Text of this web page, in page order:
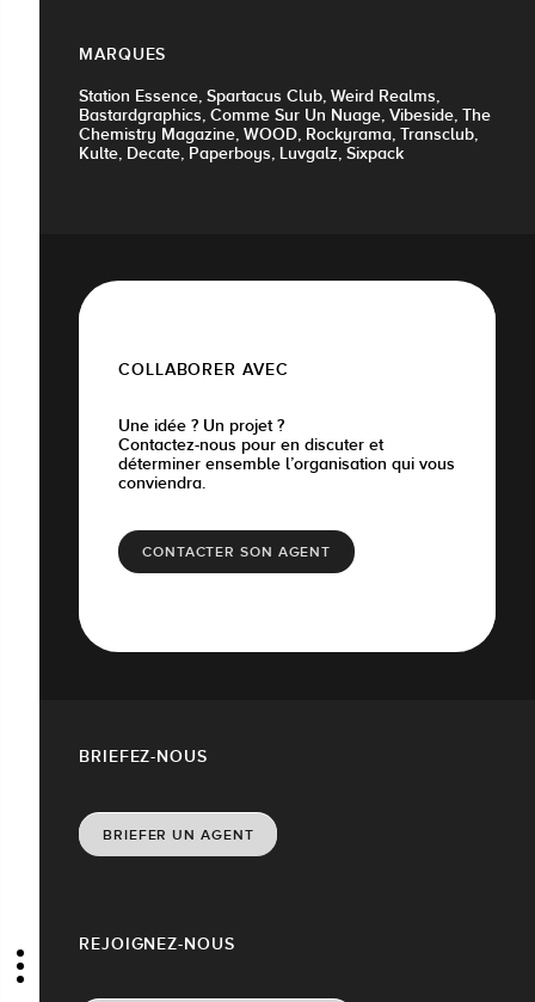
MARQUES
Station Essence, Spartacus Club, Weird Realms,
Bastardgraphics, Comme Sur Un Nuage, Vibeside, The
Chemistry Magazine, WOOD, Rockyrama, Transclub,
Kulte, Decate, Paperboys, Luvgalz, Sixpack
COLLABORER AVEC
Une idée ? Un projet ?
Contactez-nous pour en discuter et
déterminer ensemble l’organisation qui vous
conviendra.
CONTACTER SON AGENT
REJOIGNEZ-NOUS
BRIEFEZ-NOUS
BRIEFER UN AGENT